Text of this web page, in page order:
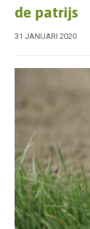
de patrijs
31 JANUARI 2020